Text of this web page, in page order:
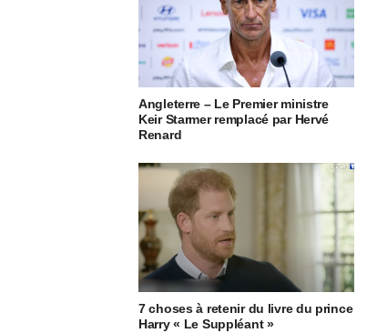
Angleterre – Le Premier ministre
Keir Starmer remplacé par Hervé
Renard
7 choses à retenir du livre du prince
Harry « Le Suppléant »